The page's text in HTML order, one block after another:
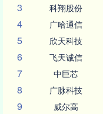
3 科翔股份
4 广哈通信
5 欣天科技
6 飞天诚信
7 中巨芯
8 广脉科技
9 威尔高